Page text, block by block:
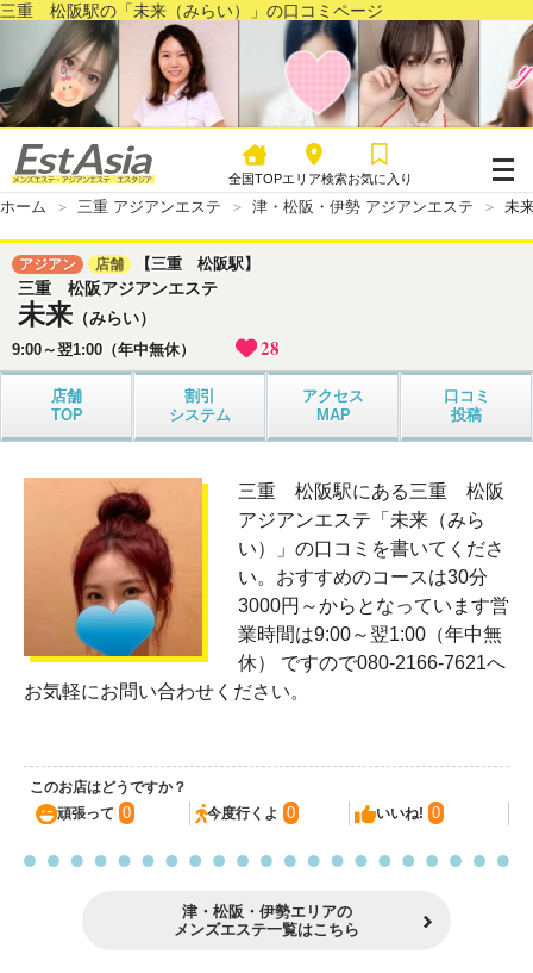
三重 松阪駅の「未来（みらい）」の口コミページ
全国TOPエリア検索お気に入り
ホーム 三重 アジアンエステ 津・松阪・伊勢 アジアンエステ 未
アジアン 店舗 【三重 松阪駅】
三重 松阪アジアンエステ
未来 （みらい）
9:00～翌1:00（年中無休） 28
店舗
TOP
割引
システム
アクセス
MAP
口コミ
投稿
三重 松阪駅にある三重 松阪
アジアンエステ「未来（みら
い）」の口コミを書いてくださ
い。おすすめのコースは30分
3000円～からとなっています営
業時間は9:00～翌1:00（年中無
休） ですので080-2166-7621へ
お気軽にお問い合わせください。
このお店はどうですか？
頑張って 0 今度行くよ 0 いいね! 0
津・松阪・伊勢エリアの
メンズエステ一覧はこちら